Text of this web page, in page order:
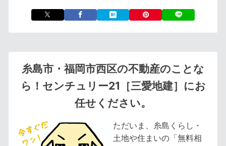
糸島市・福岡市西区の不動産のことな
ら！センチュリー21［三愛地建］にお
任せください。
ただいま、糸島くらし・
土地や住まいの「無料相